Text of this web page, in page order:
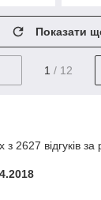
Показати
1 / 12
2627 відгуків за